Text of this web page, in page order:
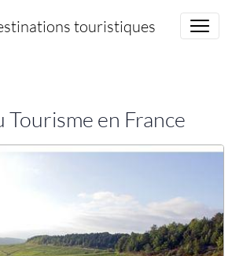
touristiques
en France